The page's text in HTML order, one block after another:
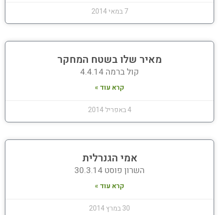
7 במאי 2014
מאיר שלו בשטח המחקר
קול ברמה 4.4.14
קרא עוד »
4 באפריל 2014
אמי הגנרלית
השרון פוסט 30.3.14
קרא עוד »
30 במרץ 2014